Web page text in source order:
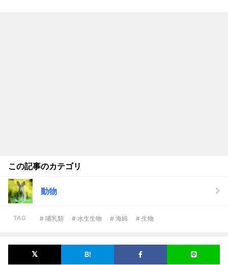
この記事のカテゴリ
動物
TAG # 哺乳類 # 水生生物 # 海綿 # 生物